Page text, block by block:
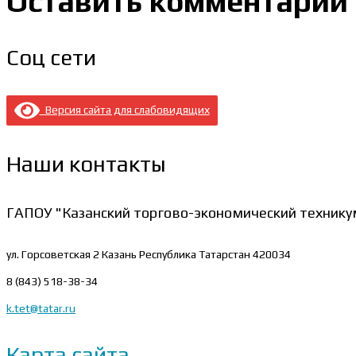
Соц сети
Версия сайта для слабовидящих
Наши контакты
ГАПОУ "Казанский торгово-экономический
ул. Горсоветская 2 Казань Республика Татарстан 420034
8 (843) 518-38-34
k.tet@tatar.ru